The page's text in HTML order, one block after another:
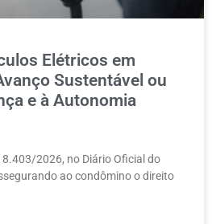
Elétricos em
Sustentável ou
e à Autonomia
2026, no Diário Oficial do
ao condômino o direito